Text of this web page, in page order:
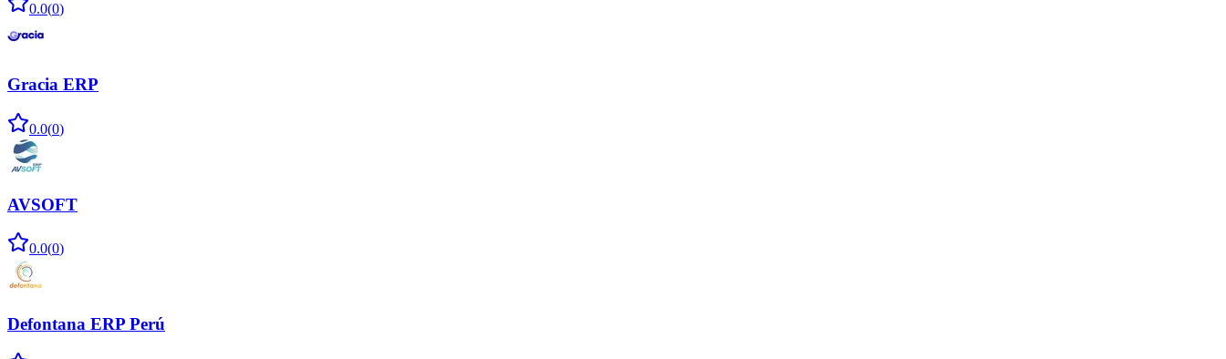
0.0(0)
Gracia ERP
0.0(0)
AVSOFT
0.0(0)
Defontana ERP Perú